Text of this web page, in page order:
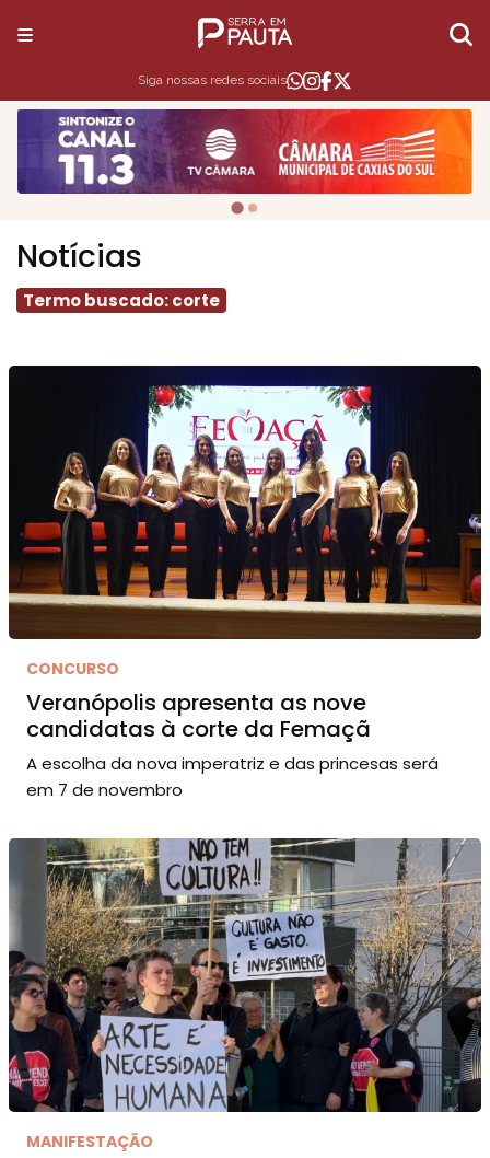
Siga nossas redes sociais
Notícias
Termo buscado: corte
CONCURSO
Veranópolis apresenta as nove
candidatas à corte da Femaçã
A escolha da nova imperatriz e das princesas será
em 7 de novembro
MANIFESTAÇÃO